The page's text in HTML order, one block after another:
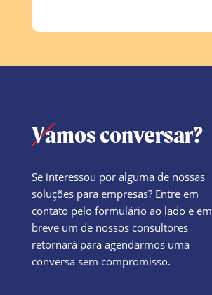
Vamos conversar?
Se interessou por alguma de nossas
soluções para empresas? Entre em
contato pelo formulário ao lado e em
breve um de nossos consultores
retornará para agendarmos uma
conversa sem compromisso.